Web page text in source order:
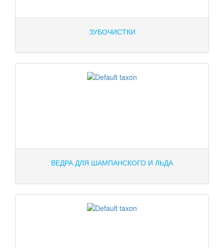
ЗУБОЧИСТКИ
ВЕДРА ДЛЯ ШАМПАНСКОГО И ЛЬДА